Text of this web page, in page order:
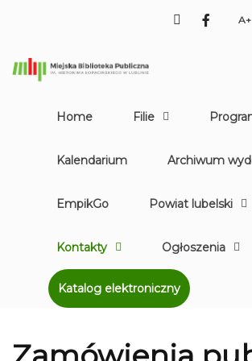
Home Filie
Kalendarium Archiwum
EmpikGo Powiat lubelski
Kontakty Ogłoszenia
Katalog elektroniczny